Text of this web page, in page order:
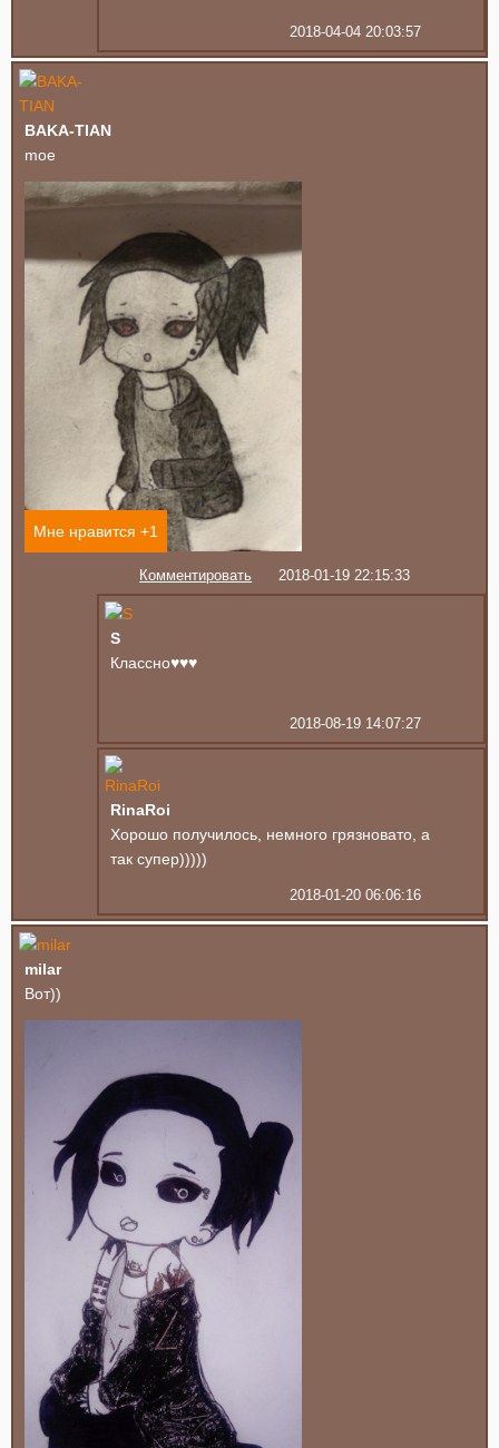
2018-04-04 20:03:57
BAKA-TIAN
moe
Мне нравится +1
Комментировать 2018-01-19 22:15:33
S
Классно♥️♥️♥️
2018-08-19 14:07:27
RinaRoi
Хорошо получилось, немного грязновато, а
так супер)))))
2018-01-20 06:06:16
milar
Вот))